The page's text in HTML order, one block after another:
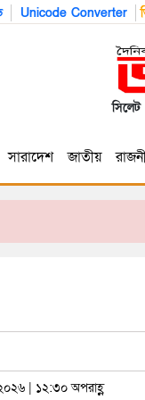
Unicode Converter
সিলেট
সারাদেশ জাতীয়
| ১২:৩০ অপরাহ্ণ